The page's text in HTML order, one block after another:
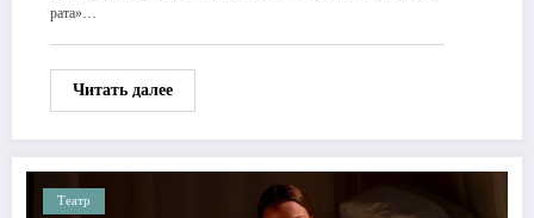
рата»…
Читать далее
Театр